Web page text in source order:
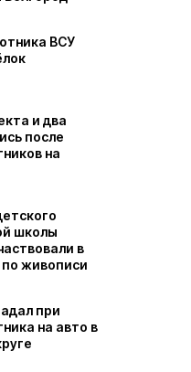
ВСУ
и два
после
на
школы
в
живописи
при
на авто в